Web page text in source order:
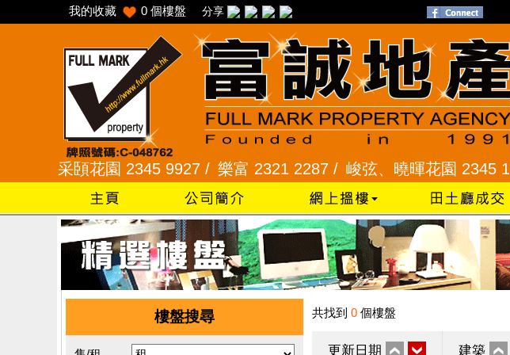
我的收藏 0 個樓盤 分享
采頣花園 2345 9927 /樂富 2321 2287 /峻弦、曉暉花園 2345 1286 /
樓盤搜尋 共找到 0 個樓盤
更新日期 建築